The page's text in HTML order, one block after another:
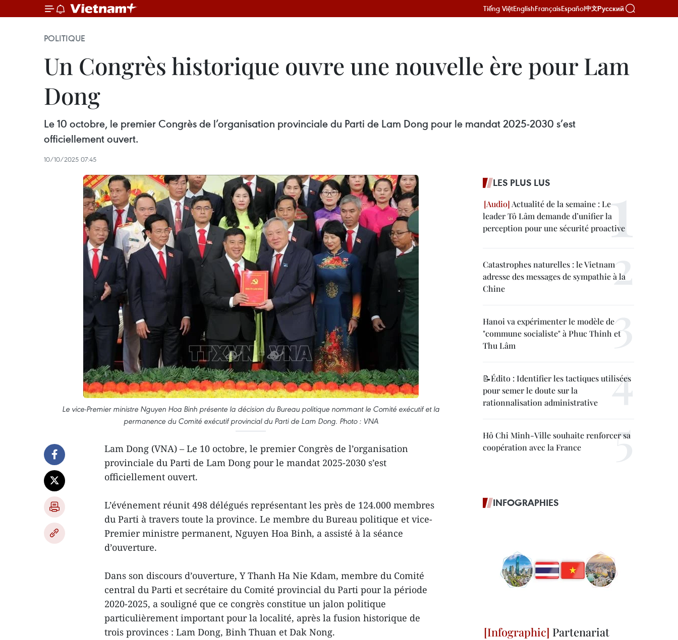
Tiếng ViệtEnglishFrançaisEspañol中文Русский
POLITIQUE
Un Congrès historique ouvre une nouvelle ère pour Lam
Dong
Le 10 octobre, le premier Congrès de l’organisation provinciale du Parti de Lam Dong pour le mandat 2025-2030 s’est
officiellement ouvert.
10/10/2025 07:45
Le vice-Premier ministre Nguyen Hoa Binh présente la décision du Bureau politique nommant le Comité exécutif et la
permanence du Comité exécutif provincial du Parti de Lam Dong. Photo : VNA
Lam Dong (VNA) – Le 10 octobre, le premier Congrès de l’organisation
provinciale du Parti de Lam Dong pour le mandat 2025-2030 s’est
officiellement ouvert.
L’événement réunit 498 délégués représentant les près de 124.000 membres
du Parti à travers toute la province. Le membre du Bureau politique et vice-
Premier ministre permanent, Nguyen Hoa Binh, a assisté à la séance
d’ouverture.
Dans son discours d’ouverture, Y Thanh Ha Nie Kdam, membre du Comité
central du Parti et secrétaire du Comité provincial du Parti pour la période
2020-2025, a souligné que ce congrès constitue un jalon politique
particulièrement important pour la localité, après la fusion historique de
trois provinces : Lam Dong, Binh Thuan et Dak Nong.
LES PLUS LUS
Actualité de la semaine : Le
leader Tô Lâm demande d’unifier la
perception pour une sécurité proactive
Catastrophes naturelles : le Vietnam
adresse des messages de sympathie à la
Chine
Hanoi va expérimenter le modèle de
"commune socialiste" à Phuc Thinh et
Thu Lâm
📝Édito : Identifier les tactiques utilisées
pour semer le doute sur la
rationnalisation administrative
Hô Chi Minh-Ville souhaite renforcer sa
coopération avec la France
INFOGRAPHIES
Partenariat